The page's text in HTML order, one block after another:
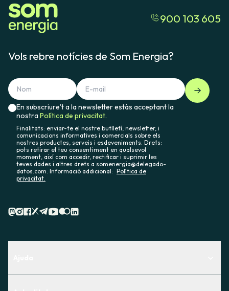
900 103 605
Vols rebre notícies de Som Energia?
En subscriure't a la newsletter estàs acceptant la
nostraPolítica de privacitat.
Finalitats: enviar-te el nostre butlletí, newsletter, i
comunicacions informatives i comercials sobre els
nostres productes, serveis i esdeveniments. Drets:
pots retirar el teu consentiment en qualsevol
moment, així com accedir, rectificar i suprimir les
teves dades i altres drets a somenergia@delegado-
datos.com. Informació addicional: Política de
privacitat.